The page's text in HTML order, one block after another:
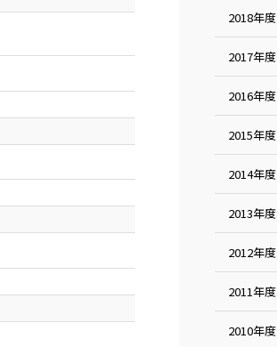
2018年度
2017年度
2016年度
2015年度
2014年度
2013年度
2012年度
2011年度
2010年度